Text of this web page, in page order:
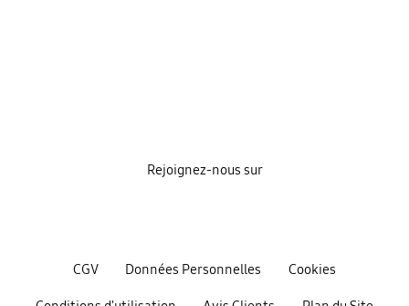
CGV Données Personnelles Cookies
Rejoignez-nous sur